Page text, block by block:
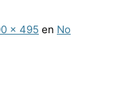
× 495 en No